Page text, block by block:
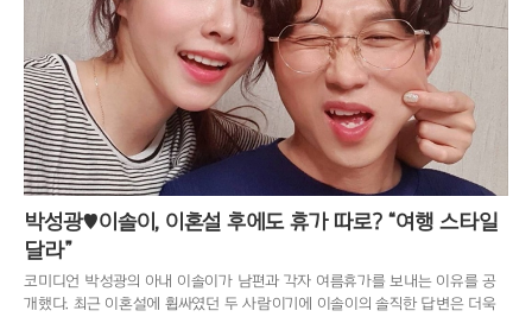
박성광♥이솔이, 이혼설 후에도 휴가 따로? “여행 스타일
달라”
코미디언 박성광의 아내 이솔이가 남편과 각자 여름휴가를 보내는 이유를 공
개했다. 최근 이혼설에 휩싸였던 두 사람이기에 이솔이의 솔직한 답변은 더욱